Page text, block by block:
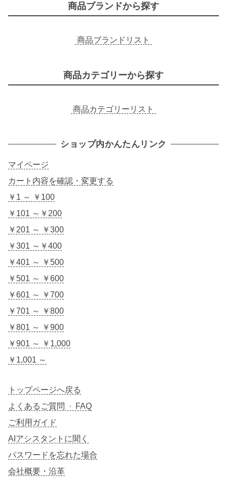
商品ブランドから探す
商品ブランドリスト
商品カテゴリーから探す
商品カテゴリーリスト
ショップ内かんたんリンク
マイページ
カート内容を確認・変更する
￥1 ～ ￥100
￥101 ～￥200
￥201 ～ ￥300
￥301 ～￥400
￥401 ～ ￥500
￥501 ～ ￥600
￥601 ～ ￥700
￥701 ～ ￥800
￥801 ～ ￥900
￥901 ～ ￥1,000
￥1,001 ～
トップページへ戻る
よくあるご質問 · FAQ
ご利用ガイド
AIアシスタントに聞く
パスワードを忘れた場合
会社概要・沿革